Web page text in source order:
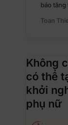
báo
Toan
Không
có thể
khởi
phụ nữ